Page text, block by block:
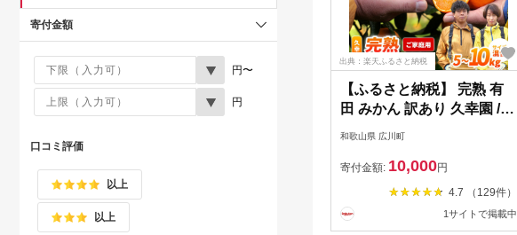
寄付金額
円〜
円
口コミ評価
以上
以上
出典：楽天ふるさと納税
【ふるさと納税】 完熟 有
田 みかん 訳あり 久幸園 /
温州みかん 有田みかん 甘
10kg 11000円 ※2026年11
月～2027年1月下旬に順次
発送 //mandarin
和歌山県 広川町
寄付金額: 10,000円
4.7 （129件）
1サイトで掲載中